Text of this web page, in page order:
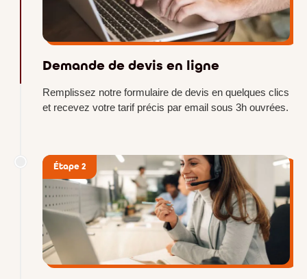
Demande de devis en ligne
Remplissez notre formulaire de devis en quelques clics
et recevez votre tarif précis par email sous 3h ouvrées.
Étape 2